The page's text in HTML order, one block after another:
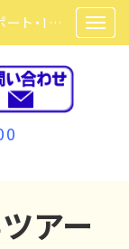
株式会社ベンハウス｜姫路でパソコンサポート・ITサポート・ITセキュリティ・複合機・ビジネスフォンなら弊社にお任せ
アー